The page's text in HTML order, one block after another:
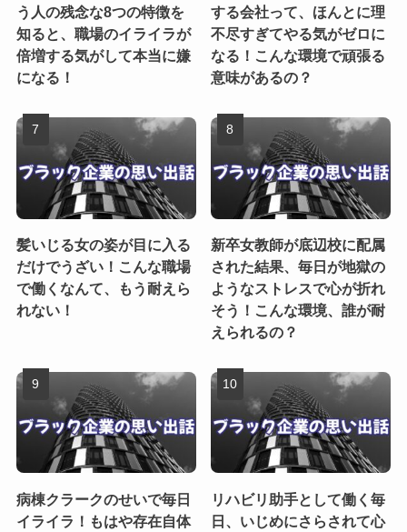
う人の残念な8つの特徴を
知ると、職場のイライラが
倍増する気がして本当に嫌
になる！
する会社って、ほんとに理
不尽すぎてやる気がゼロに
なる！こんな環境で頑張る
意味があるの？
髪いじる女の姿が目に入る
だけでうざい！こんな職場
で働くなんて、もう耐えら
れない！
新卒女教師が底辺校に配属
された結果、毎日が地獄の
ようなストレスで心が折れ
そう！こんな環境、誰が耐
えられるの？
病棟クラークのせいで毎日
イライラ！もはや存在自体
リハビリ助手として働く毎
日、いじめにさらされて心